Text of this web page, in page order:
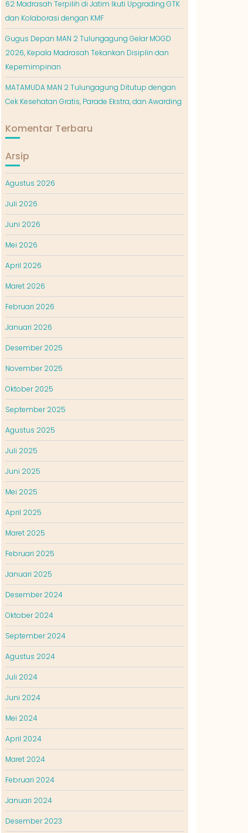
62 Madrasah Terpilih di Jatim Ikuti Upgrading GTK
dan Kolaborasi dengan KMF
Gugus Depan MAN 2 Tulungagung Gelar MOGD
2026, Kepala Madrasah Tekankan Disiplin dan
Kepemimpinan
MATAMUDA MAN 2 Tulungagung Ditutup dengan
Cek Kesehatan Gratis, Parade Ekstra, dan Awarding
Komentar Terbaru
Arsip
Agustus 2026
Juli 2026
Juni 2026
Mei 2026
April 2026
Maret 2026
Februari 2026
Januari 2026
Desember 2025
November 2025
Oktober 2025
September 2025
Agustus 2025
Juli 2025
Juni 2025
Mei 2025
April 2025
Maret 2025
Februari 2025
Januari 2025
Desember 2024
Oktober 2024
September 2024
Agustus 2024
Juli 2024
Juni 2024
Mei 2024
April 2024
Maret 2024
Februari 2024
Januari 2024
Desember 2023